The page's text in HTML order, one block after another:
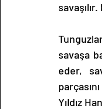
savaşa
eder,
Yıldız